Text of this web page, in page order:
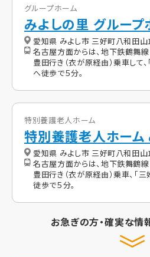
グループホーム
みよしの里 グループ
愛知県 みよし市 三好町八和田山
名古屋方面からは、地下鉄鶴舞線
豊田行き（衣が原経由）乗車して
へ徒歩で５分。
特別養護老人ホーム
特別養護老人ホーム
愛知県 みよし市 三好町八和田山
名古屋方面からは、地下鉄舞鶴線
豊田行き（衣が原経由）乗車、「
徒歩で５分。
お急ぎの方・確実な